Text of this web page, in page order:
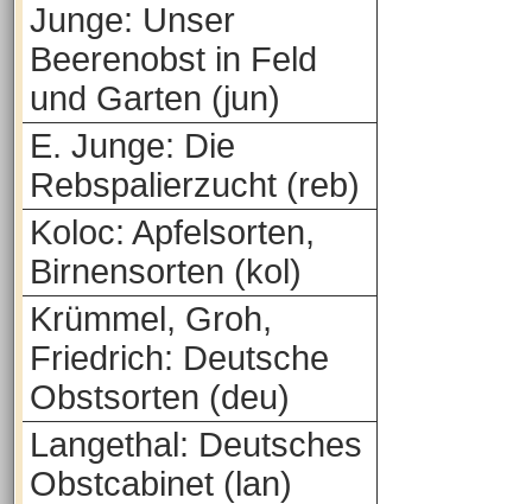
Junge: Unser
Beerenobst in Feld
und Garten (jun)
E. Junge: Die
Rebspalierzucht (reb)
Koloc: Apfelsorten,
Birnensorten (kol)
Krümmel, Groh,
Friedrich: Deutsche
Obstsorten (deu)
Langethal: Deutsches
Obstcabinet (lan)